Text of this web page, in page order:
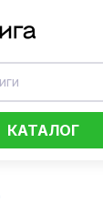
КАТАЛОГ